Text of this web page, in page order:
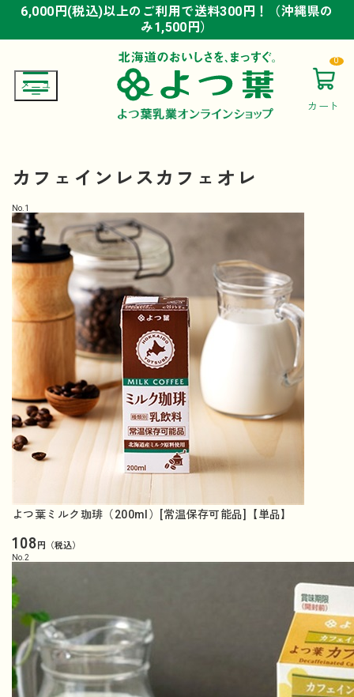
6,000円(税込)以上のご利用で送料300円！（沖縄県の
み1,500円）
6,000円(税込)以上のご利用で送料300円！（沖縄県の
み1,500円）
6,000円(税込)以上のご利用で送料300円！（沖縄県の
み1,500円）
カート
0
カフェインレスカフェオレ
No. 1
よつ葉ミルク珈琲（200ml）[常温保存可能品]【単品】
108円（税込）
No. 2